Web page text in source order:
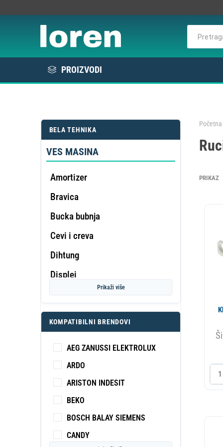
PROIZVODI
Bela tehnika
Elektro / Potrošni materijal
Profesionalna oprema
BELA TEHNIKA
VES MASINA
Amortizer
Bravica
Bucka bubnja
Cevi i creva
Dihtung
Displej
Dovodno crevo
Dugme
Elektromotor
Elektronika
Elektroventil
Grejac
Gumeni proizvodi
Prikaži više
KOMPATIBILNI BRENDOVI
AEG ZANUSSI ELEKTROLUX
ARDO
ARISTON INDESIT
BEKO
BOSCH BALAY SIEMENS
CANDY
PRIKAZ